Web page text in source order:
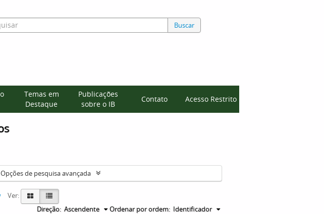
Buscar
Temas em
Destaque
Publicações
sobre o IB
Contato Acesso Restrito
Opções de pesquisa avançada
Ver:
Ordenar por ordem: Identificador
Direção: Ascendente